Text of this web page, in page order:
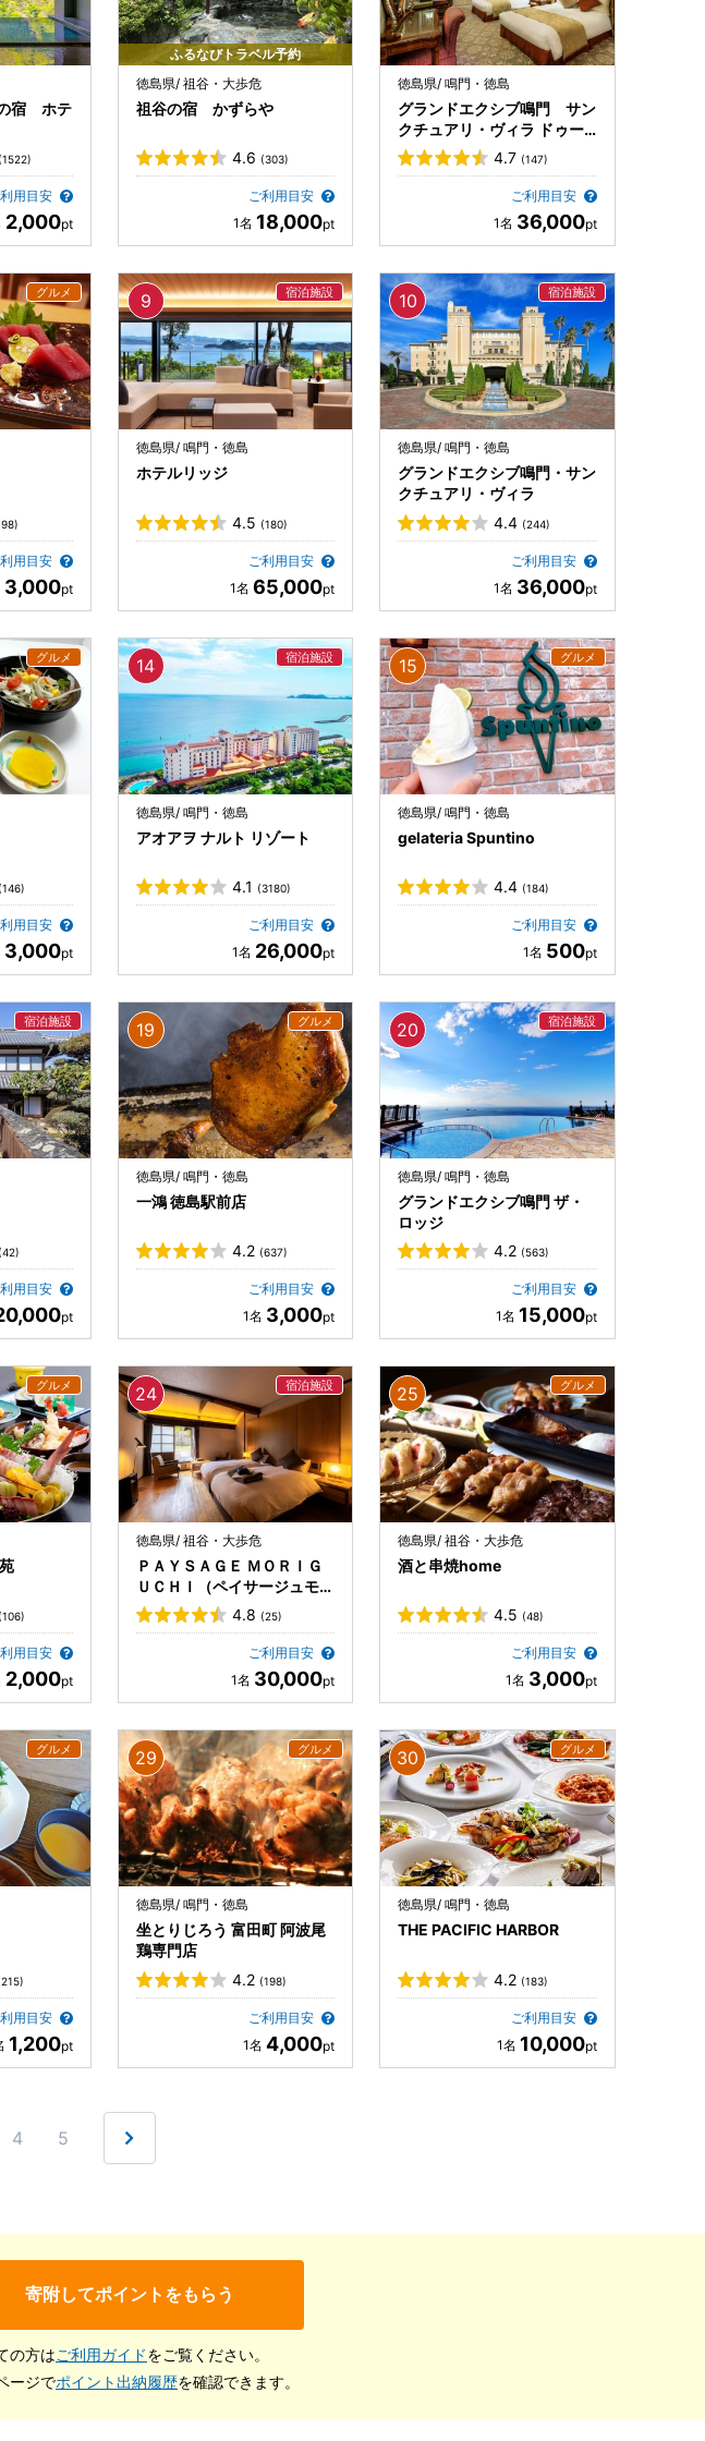
の宿 ホテ
(1522)
用目安
2,000
ふるなびトラベル予約
徳島県/ 祖谷・大歩危
祖谷の宿 かずらや
4.6 (303)
ご利用目安
18,000
徳島県/ 鳴門・徳島
グランドエクシブ鳴門 サン
クチュアリ・ヴィラ ドゥー
エ
4.7 (147)
ご利用目安
36,000
用目安
3,000
徳島県/ 鳴門・徳島
ホテルリッジ
4.5 (180)
ご利用目安
65,000
徳島県/ 鳴門・徳島
グランドエクシブ鳴門・サン
クチュアリ・ヴィラ
4.4 (244)
ご利用目安
36,000
(146)
用目安
3,000
徳島県/ 鳴門・徳島
アオアヲ ナルト リゾート
4.1 (3180)
ご利用目安
26,000
徳島県/ 鳴門・徳島
gelateria Spuntino
4.4 (184)
ご利用目安
500
(42)
用目安
徳島県/ 鳴門・徳島
一鴻 徳島駅前店
4.2 (637)
ご利用目安
3,000
徳島県/ 鳴門・徳島
グランドエクシブ鳴門 ザ・
ロッジ
4.2 (563)
ご利用目安
15,000
(106)
用目安
2,000
徳島県/ 祖谷・大歩危
ＰＡＹＳＡＧＥ ＭＯＲＩＧ
ＵＣＨＩ（ペイサージュモリ
グチ）
4.8 (25)
ご利用目安
30,000
徳島県/ 祖谷・大歩危
酒と串焼home
4.5 (48)
ご利用目安
3,000
用目安
1,200
徳島県/ 鳴門・徳島
坐とりじろう 富田町 阿波尾
鶏専門店
4.2 (198)
ご利用目安
4,000
徳島県/ 鳴門・徳島
THE PACIFIC HARBOR
4.2 (183)
ご利用目安
10,000
4 5
寄附してポイントをもらう
の方はご利用ガイドをご覧ください。
ージでポイント出納履歴を確認できます。